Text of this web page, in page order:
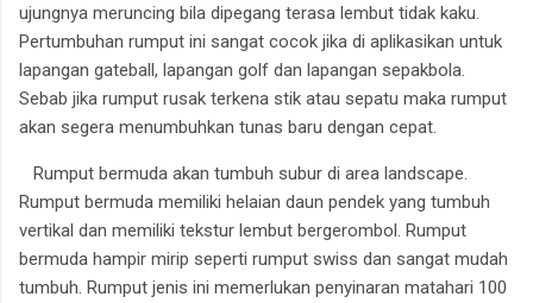
ujungnya meruncing bila dipegang terasa lembut tidak kaku.
Pertumbuhan rumput ini sangat cocok jika di aplikasikan untuk
lapangan gateball, lapangan golf dan lapangan sepakbola.
Sebab jika rumput rusak terkena stik atau sepatu maka rumput
akan segera menumbuhkan tunas baru dengan cepat.
Rumput bermuda akan tumbuh subur di area landscape.
Rumput bermuda memiliki helaian daun pendek yang tumbuh
vertikal dan memiliki tekstur lembut bergerombol. Rumput
bermuda hampir mirip seperti rumput swiss dan sangat mudah
tumbuh. Rumput jenis ini memerlukan penyinaran matahari 100